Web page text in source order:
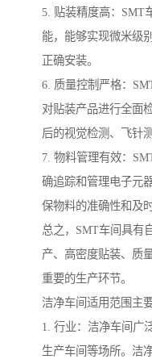
5. 贴装精度高：SMT
能，能够实现微米级
正确安装。
6. 质量控制严格：
对贴装产品进行全面
后的视觉检测、飞针
7. 物料管理有效：
确追踪和管理电子元
保物料的准确性和及时
总之，SMT车间具有
产、高密度贴装、质
重要的生产环节。
洁净车间适用范围主
1. 行业：洁净车间广
生产车间等场所。洁